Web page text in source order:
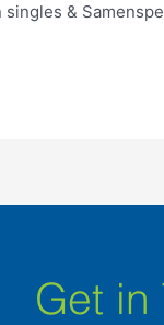
&
Get in